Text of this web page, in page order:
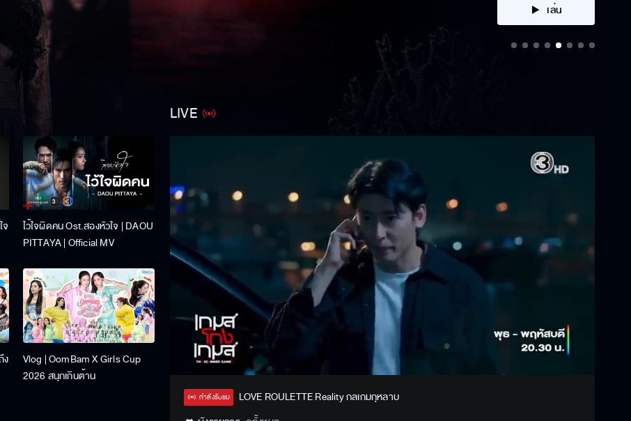
ไว้ใจผิดคน Ost.สองหัวใจ | DAOU
PITTAYA | Official MV
ง
Vlog | OomBam X Girls Cup
2026 สนุกเกินต้าน
LIVE
UnmuteStream
Type
กำลังรับชม
LOVE ROULETTE Reality กลเกมกุหลาบ